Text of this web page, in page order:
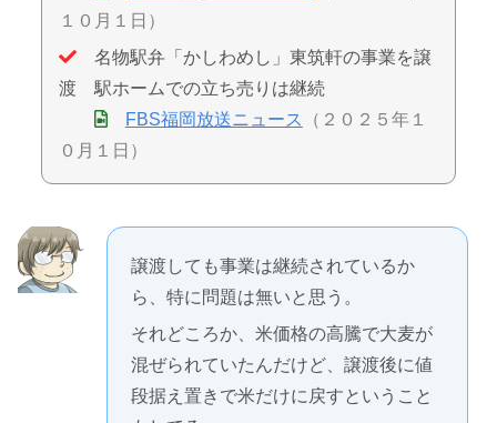
１０月１日）
名物駅弁「かしわめし」東筑軒の事業を譲
渡 駅ホームでの立ち売りは継続
FBS福岡放送ニュース
（２０２５年１
０月１日）
譲渡しても事業は継続されているか
ら、特に問題は無いと思う。
それどころか、米価格の高騰で大麦が
混ぜられていたんだけど、譲渡後に値
段据え置きで米だけに戻すということ